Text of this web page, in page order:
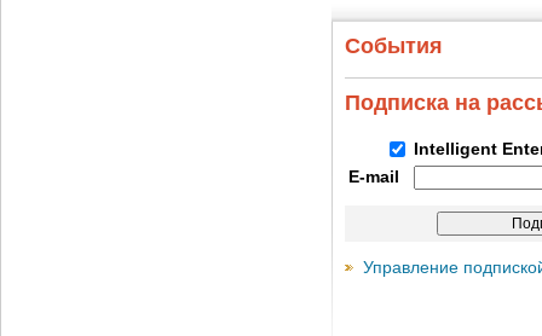
События
Подписка на
Intelligent
E-mail
Управление